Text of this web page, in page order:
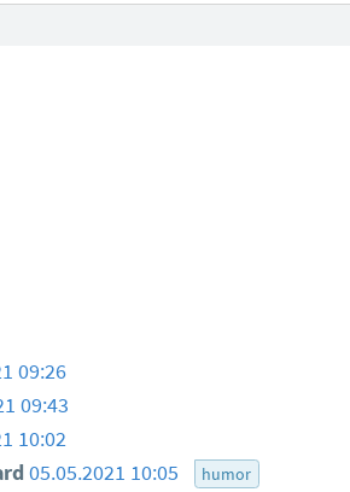
09:26
09:43
10:02
05.05.2021 10:05 humor